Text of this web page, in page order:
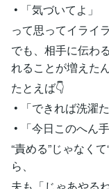
• 「気づいてよ」
って思ってイライ
でも、相手に伝わ
れることが増えたん
たとえば👇
• 「できれば洗濯
• 「今日このへん
“責める”じゃなく
ら、
夫も「じゃあやる